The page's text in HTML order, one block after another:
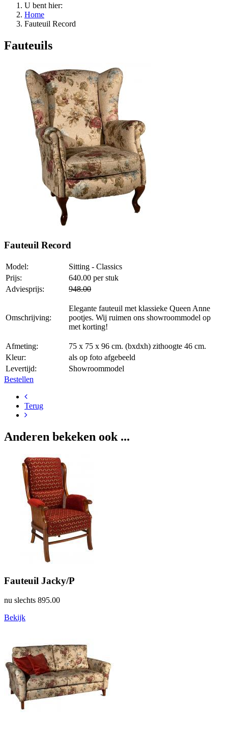
U bent hier:
Home
Fauteuil Record
Fauteuils
Fauteuil Record
Model:
Sitting - Classics
Prijs:
640.00 per stuk
Adviesprijs:
948.00
Omschrijving:
Elegante fauteuil met klassieke Queen Anne
pootjes. Wij ruimen ons showroommodel op
met korting!
Afmeting:
75 x 75 x 96 cm. (bxdxh) zithoogte 46 cm.
Kleur:
als op foto afgebeeld
Levertijd:
Showroommodel
Bestellen
Terug
Anderen bekeken ook ...
Fauteuil Jacky/P
nu slechts 895.00
Bekijk